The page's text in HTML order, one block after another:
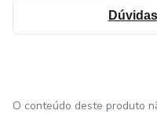
O conteúdo deste produto